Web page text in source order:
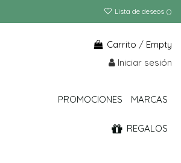
Lista de deseos ()
Carrito / Empty
Iniciar sesión
MARCAS
PROMOCIONES
REGALOS